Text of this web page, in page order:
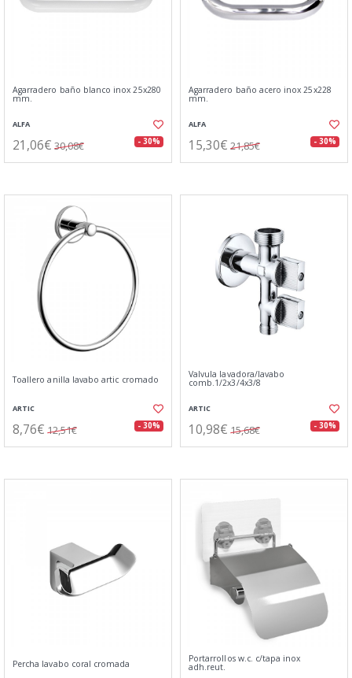
Agarradero baño blanco inox 25x280
mm.
ALFA
21,06€ 30,08€ - 30%
Agarradero baño acero inox 25x228
mm.
ALFA
15,30€ 21,85€ - 30%
Toallero anilla lavabo artic cromado
ARTIC
8,76€ 12,51€ - 30%
Valvula lavadora/lavabo
comb.1/2x3/4x3/8
ARTIC
10,98€ 15,68€ - 30%
Percha lavabo coral cromada Portarrollos w.c. c/tapa inox
adh.reut.